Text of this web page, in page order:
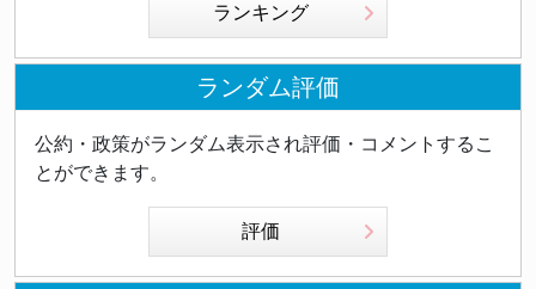
ランキング
ランダム評価
公約・政策がランダム表示され評価・コメントするこ
とができます。
評価